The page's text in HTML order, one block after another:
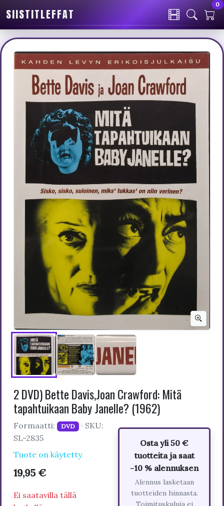
SIISTITLEFFAT
0
2 DVD) Bette Davis,Joan Crawford: Mitä
tapahtuikaan Baby Janelle? (1962)
Formaatti: DVD · SKU:
SL-2835
Tuote on käytetty
19,95 €
Ei saatavilla tällä
Osta yli 50 €
tuotteita ja saat
-10 % alennuksen
Alennus lasketaan
tuotteiden hinnasta.
Toimituskuluja ei